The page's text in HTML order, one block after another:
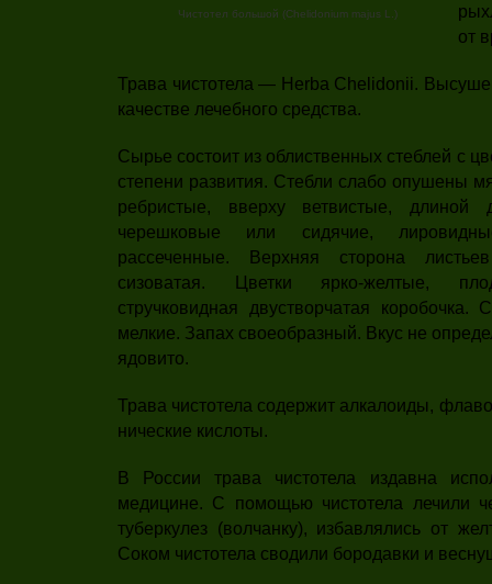
Чистотел большой (Chelidonium majus L.)
от
Трава чистотела — Herba Chelidonii.
ка­честве лечебного средства.
Сырье состоит из облиственных стеблей с
степени развития. Стебли слабо опуше­ны
ребрис­тые, вверху ветвистые,
черешковые или сидячие,
рассеченные. Верхняя сторона
сизоватая. Цветки ярко-желтые,
стручковидная двустворчатая коробоч­ка.
мелкие. Запах своеобразный. Вкус не
ядовито.
Трава чистотела содержит алка­лоиды,
нические кислоты.
В России трава чистотела издавна
медицине. С помощью чистотела лечили
туберкулез (волчан­ку), избавлялись от
Соком чистотела сводили бородавки и